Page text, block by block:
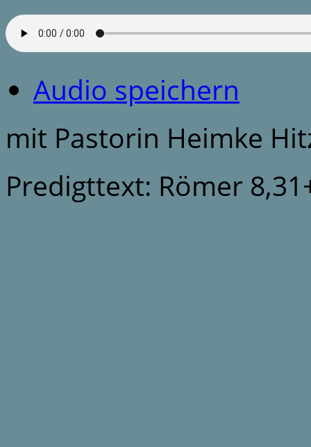
Audio speichern
mit Pastorin Heimke
Predigttext: Römer